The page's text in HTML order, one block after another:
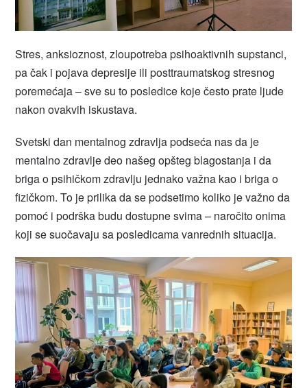
Stres, anksioznost, zloupotreba psihoaktivnih supstanci,
pa čak i pojava depresije ili posttraumatskog stresnog
poremećaja – sve su to posledice koje često prate ljude
nakon ovakvih iskustava.
Svetski dan mentalnog zdravlja podseća nas da je
mentalno zdravlje deo našeg opšteg blagostanja i da
briga o psihičkom zdravlju jednako važna kao i briga o
fizičkom. To je prilika da se podsetimo koliko je važno da
pomoć i podrška budu dostupne svima – naročito onima
koji se suočavaju sa posledicama vanrednih situacija.